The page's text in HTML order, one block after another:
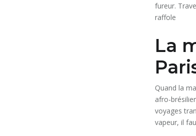
fureur.
raffole
La
Quand la
afro-
voyages
vapeur, il